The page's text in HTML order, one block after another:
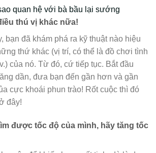
quan hệ với bà bầu lại sướng
thú vị khác nữa!
bạn đã khám phá ra kỹ thuật nào hiệu
thứ khác (vị trí, có thể là đồ chơi tình
của nó. Từ đó, cứ tiếp tục. Bắt đầu
dần, đưa bạn đến gần hơn và gần
cực khoái phun trào! Rốt cuộc thì đó
đây!
được tốc độ của mình, hãy tăng tốc